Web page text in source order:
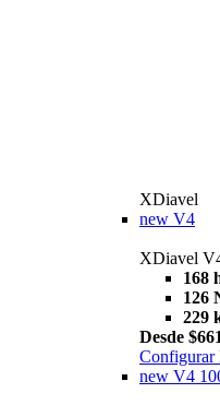
XDiavel
new V4
XDiavel
168
126
229
Desde
Configurar
new V4